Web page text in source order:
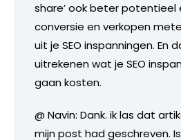
share’ ook beter
conversie en verkopen
uit je SEO inspanningen. En
uitrekenen wat je SEO
gaan kosten.
@ Navin: Dank. ik las dat
mijn post had geschreven.